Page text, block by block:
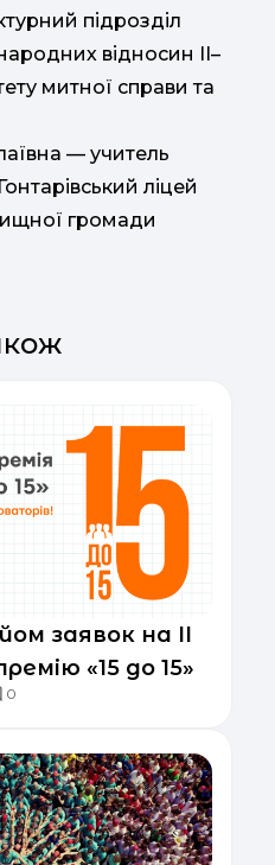
підрозділ
відносин ІІ–
митної справи та
— учитель
ліцей
громади
заявок на ІІ
«15 до 15»
0